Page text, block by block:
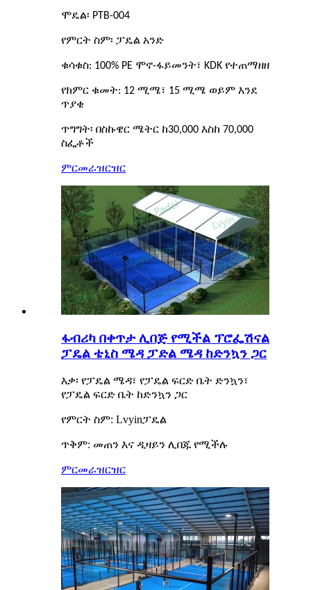
ሞዴል፡ PTB-004
የምርት ስም፡ ፓዴል አንድ
ቁሳቁስ: 100% PE ሞኖ-ፋይመንት፣ KDK የተጠማዘዘ
የክምር ቁመት: 12 ሚሜ፣ 15 ሚሜ ወይም እንደ
ጥያቄ
ጥግግት፡ በስኩዌር ሜትር ከ30,000 እስከ 70,000
ስፌቶች
ምርመራዝርዝር
ፋብሪካ በቀጥታ ሊበጅ የሚችል ፕሮፌሽናል
ፓዴል ቴኒስ ሜዳ ፓድል ሜዳ ከድንኳን ጋር
እቃ፡ የፓዴል ሜዳ፣ የፓዴል ፍርድ ቤት ድንኳን፣
የፓዴል ፍርድ ቤት ከድንኳን ጋር
የምርት ስም: Lvyinፓዴል
ጥቅም: መጠን እና ዲዛይን ሊበጁ የሚችሉ
ምርመራዝርዝር